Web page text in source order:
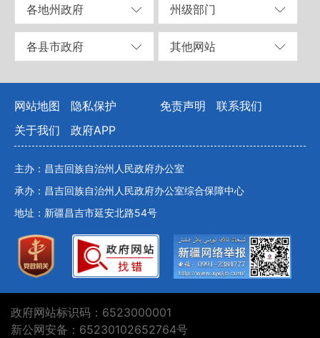
各地州政府 州级部门
各县市政府 其他网站
网站地图 隐私保护 免责声明
联系我们
关于我们
政府APP
主办：昌吉回族自治州人民政府办公室
承办：昌吉回族自治州人民政府办公室综合保障中心
地址：新疆昌吉市延安北路54号
政府网站标识码：6523000001
新公网安备：65230102652764号